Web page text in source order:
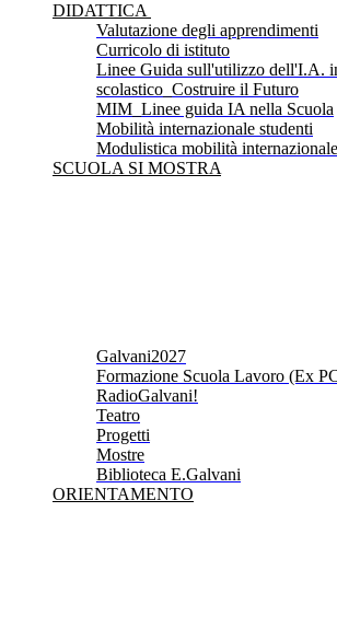
DIDATTICA
Valutazione degli apprendimenti
Curricolo di istituto
Linee Guida sull'utilizzo dell'I.A.
scolastico_Costruire il Futuro
MIM_Linee guida IA nella Scuola
Mobilità internazionale studenti
Modulistica mobilità internazionale
SCUOLA SI MOSTRA
Galvani2027
Formazione Scuola Lavoro (Ex
RadioGalvani!
Teatro
Progetti
Mostre
Biblioteca E.Galvani
ORIENTAMENTO